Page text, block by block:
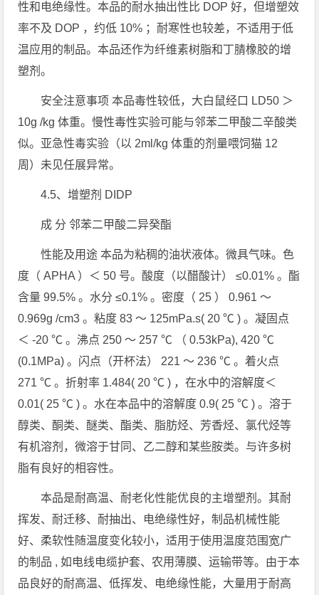
性和电绝缘性。本品的耐水抽出性比 DOP 好，但增塑效
率不及 DOP ，约低 10% ；耐寒性也较差，不适用于低
温应用的制品。本品还作为纤维素树脂和丁腈橡胶的增
塑剂。
安全注意事项 本品毒性较低，大白鼠经口 LD50 ＞
10g /kg 体重。慢性毒性实验可能与邻苯二甲酸二辛酸类
似。亚急性毒实验（以 2ml/kg 体重的剂量喂饲猫 12
周）未见任展异常。
4.5、增塑剂 DIDP
成 分 邻苯二甲酸二异癸酯
性能及用途 本品为粘稠的油状液体。微具气味。色
度（ APHA ）＜ 50 号。酸度（以醋酸计） ≤0.01% 。酯
含量 99.5% 。水分 ≤0.1% 。密度（ 25 ） 0.961 ～
0.969g /cm3 。粘度 83 ～ 125mPa.s( 20 ℃ ) 。凝固点
＜ -20 ℃ 。沸点 250 ～ 257 ℃ （ 0.53kPa), 420 ℃
(0.1MPa) 。闪点（开杯法） 221 ～ 236 ℃ 。着火点
271 ℃ 。折射率 1.484( 20 ℃ ) ，在水中的溶解度＜
0.01( 25 ℃ ) 。水在本品中的溶解度 0.9( 25 ℃ ) 。溶于
醇类、酮类、醚类、酯类、脂肪烃、芳香烃、氯代烃等
有机溶剂，微溶于甘同、乙二醇和某些胺类。与许多树
脂有良好的相容性。
本品是耐高温、耐老化性能优良的主增塑剂。其耐
挥发、耐迁移、耐抽出、电绝缘性好，制品机械性能
好、柔软性随温度变化较小，适用于使用温度范围宽广
的制品 , 如电线电缆护套、农用薄膜、运输带等。由于本
品良好的耐高温、低挥发、电绝缘性能，大量用于耐高